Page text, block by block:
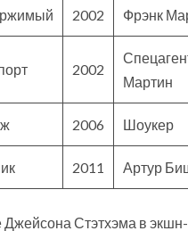
2002 Фрэнк
2002
Мартин
2006 Шоукер
2011 Артур
Джейсона Стэтхэма в экшн-